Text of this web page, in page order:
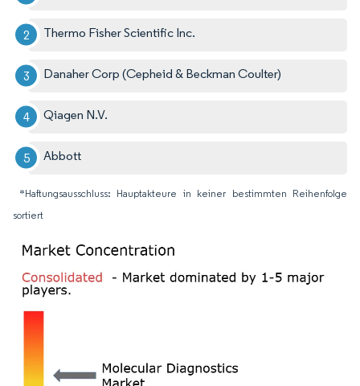
Thermo Fisher Scientific Inc.
Danaher Corp (Cepheid & Beckman Coulter)
Qiagen N.V.
Abbott
*Haftungsausschluss: Hauptakteure in keiner bestimmten Reihenfolge
sortiert